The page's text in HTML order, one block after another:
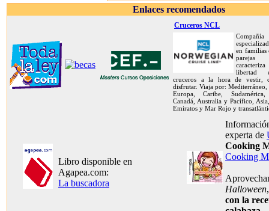
Enlaces recomendados
Cruceros NCL
Compañía
en familias
libertad
cruceros a la hora de vestir,
disfrutar. Viaja por: Mediterráneo,
Europa, Caribe, Sudamérica,
Canadá, Australia y Pacífico,
Emiratos y Mar Rojo y
Libro disponible en
Agapea.com:
La buscadora
experta de
Cooking
Cooking
Halloween
con la